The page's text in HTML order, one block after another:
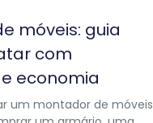
móveis: guia
com
economia
um montador de móveis